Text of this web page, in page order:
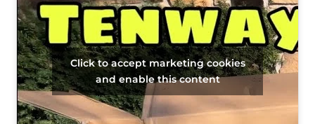
Click to accept marketing cookies
and enable this content